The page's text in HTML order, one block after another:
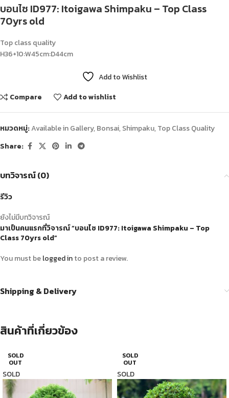
บอนไซ ID977: Itoigawa​ Shimpaku​ – Top Class
70yrs old
Top class quality
H36+10:W45cm:D44cm
Add to Wishlist
Compare
Add to wishlist
หมวดหมู่:Available in Gallery,Bonsai,Shimpaku,Top Class Quality
Share:
บทวิจารณ์ (0)
รีวิว
ยังไม่มีบทวิจารณ์
มาเป็นคนแรกที่วิจารณ์ “บอนไซ ID977: Itoigawa​ Shimpaku​ – Top
Class 70yrs old”
You must belogged into post a review.
Shipping & Delivery
สินค้าที่เกี่ยวข้อง
SOLD
OUT
SOLD
SOLD
OUT
SOLD